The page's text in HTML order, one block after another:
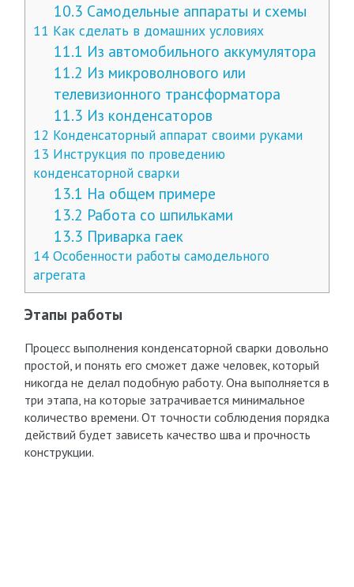
10.3 Самодельные аппараты и схемы
11 Как сделать в домашних условиях
11.1 Из автомобильного аккумулятора
11.2 Из микроволнового или
телевизионного трансформатора
11.3 Из конденсаторов
12 Конденсаторный аппарат своими руками
13 Инструкция по проведению
конденсаторной сварки
13.1 На общем примере
13.2 Работа со шпильками
13.3 Приварка гаек
14Особенности работы самодельного
агрегата
Этапы работы
Процесс выполнения конденсаторной сварки довольно
простой, и понять его сможет даже человек, который
никогда не делал подобную работу. Она выполняется в
три этапа, на которые затрачивается минимальное
количество времени. От точности соблюдения порядка
действий будет зависеть качество шва и прочность
конструкции.